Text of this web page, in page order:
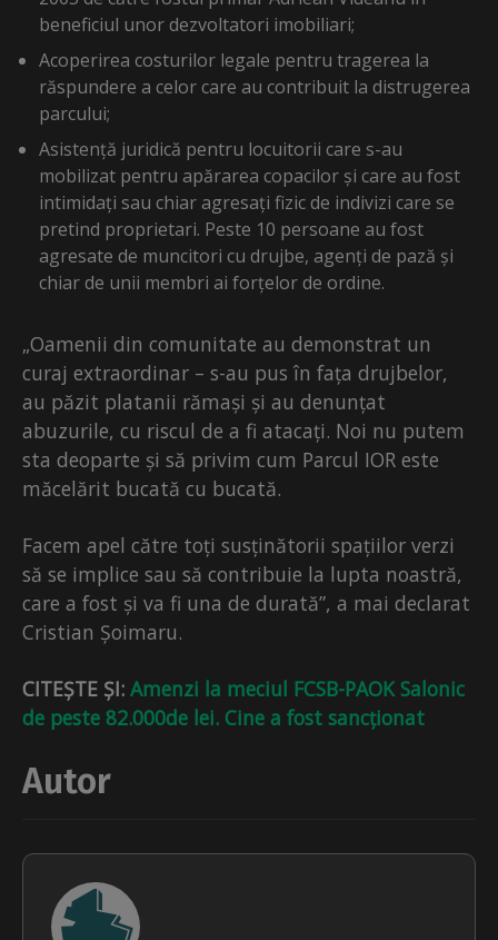
beneficiul unor dezvoltatori imobiliari;
Acoperirea costurilor legale pentru tragerea la
răspundere a celor care au contribuit la distrugerea
parcului;
Asistență juridică pentru locuitorii care s-au
mobilizat pentru apărarea copacilor și care au fost
intimidați sau chiar agresați fizic de indivizi care se
pretind proprietari. Peste 10 persoane au fost
agresate de muncitori cu drujbe, agenți de pază și
chiar de unii membri ai forțelor de ordine.
„Oamenii din comunitate au demonstrat un
curaj extraordinar – s-au pus în fața drujbelor,
au păzit platanii rămași și au denunțat
abuzurile, cu riscul de a fi atacați. Noi nu putem
sta deoparte și să privim cum Parcul IOR este
măcelărit bucată cu bucată.
Facem apel către toți susținătorii spațiilor verzi
să se implice sau să contribuie la lupta noastră,
care a fost și va fi una de durată”, a mai declarat
Cristian Șoimaru.
CITEȘTE ȘI: Amenzi la meciul FCSB-PAOK Salonic
de peste 82.000de lei. Cine a fost sancționat
Autor